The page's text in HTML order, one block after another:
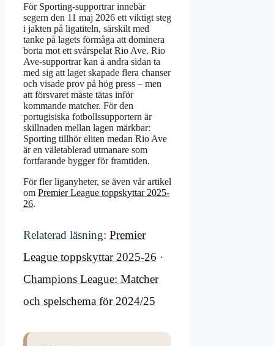
För Sporting-supportrar innebär
segern den 11 maj 2026 ett viktigt steg
i jakten på ligatiteln, särskilt med
tanke på lagets förmåga att dominera
borta mot ett svårspelat Rio Ave. Rio
Ave-supportrar kan å andra sidan ta
med sig att laget skapade flera chanser
och visade prov på hög press – men
att försvaret måste tätas inför
kommande matcher. För den
portugisiska fotbollssupportern är
skillnaden mellan lagen märkbar:
Sporting tillhör eliten medan Rio Ave
är en väletablerad utmanare som
fortfarande bygger för framtiden.
För fler liganyheter, se även vår artikel
om Premier League toppskyttar 2025-
26.
Relaterad läsning: Premier
League toppskyttar 2025-26 ·
Champions League: Matcher
och spelschema för 2024/25